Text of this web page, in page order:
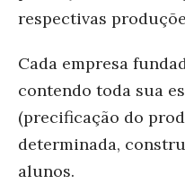
respectivas
Cada empresa
contendo toda sua
(precificação do
determinada,
alunos.